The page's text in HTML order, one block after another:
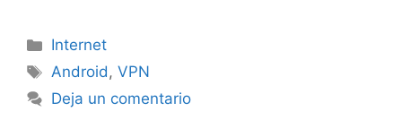
Categorías
Internet
Etiquetas
Android,VPN
Deja un comentario